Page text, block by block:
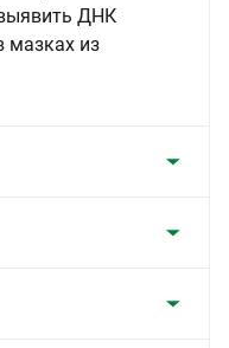
ДНК
мазках из